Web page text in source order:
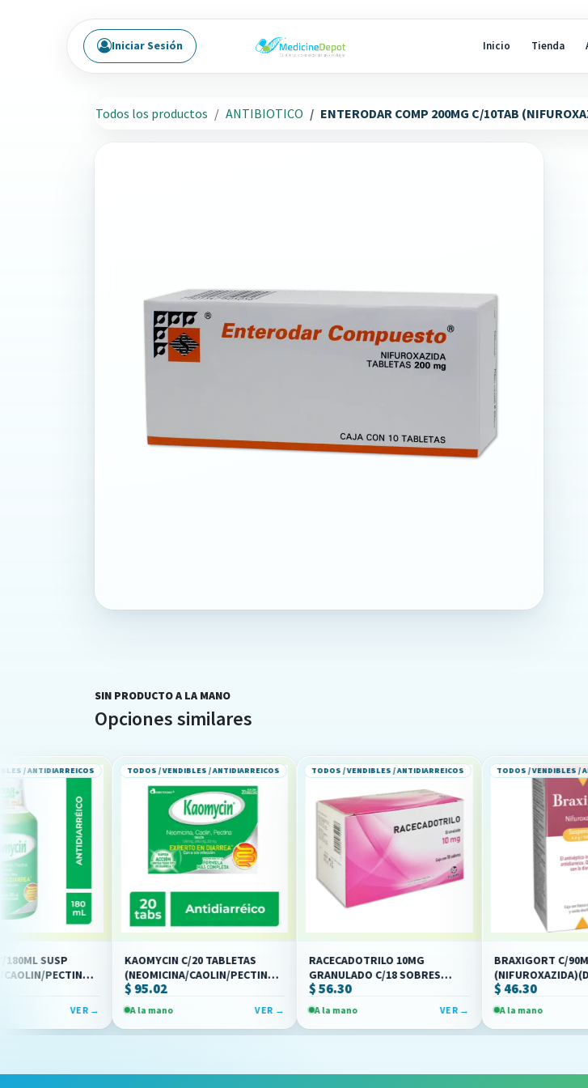
Inicio Tienda
Iniciar Sesión
Todos los productos ANTIBIOTICO ENTERODAR COMP 200MG C/10TAB
SIN PRODUCTO A LA MANO
Opciones similares
TODOS / VENDIBLES / ANTIDIARREICOS
KAOMYCIN C/20 TABLETAS
(NEOMICINA/CAOLIN/PECTINA)
(ARMSTRONG)
A la mano
TODOS / VENDIBLES / ANTIDIARREICOS
RACECADOTRILO 10MG
GRANULADO C/18 SOBRES
A la mano
TODOS / VENDIBLES /
BRAXIGORT C/90ML SOL
(NIFUROXAZIDA)(DEGORT'S)
A la mano